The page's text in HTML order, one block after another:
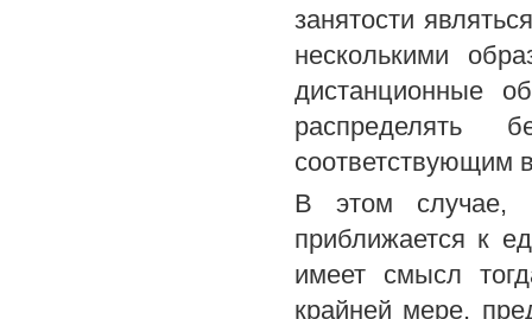
занятости
несколькими
дистанционные
распределять
соответствующим
В этом случае,
приближается к
имеет смысл
крайней мере,